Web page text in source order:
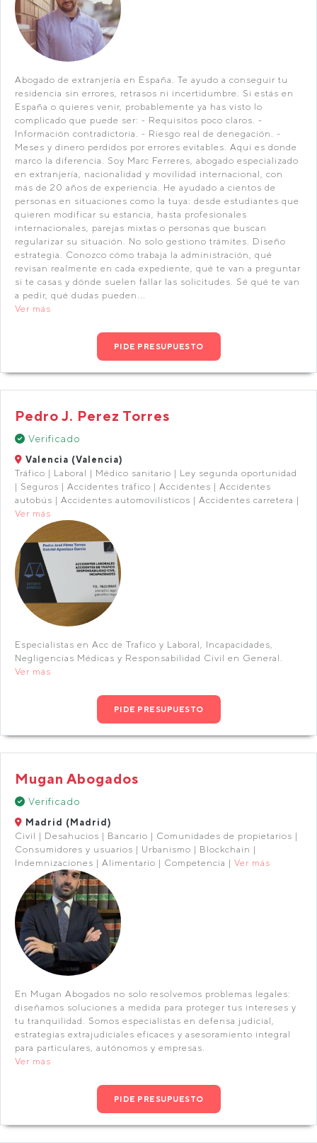
Abogado de extranjería en España. Te ayudo a conseguir tu
residencia sin errores, retrasos ni incertidumbre. Si estás en
España o quieres venir, probablemente ya has visto lo
complicado que puede ser: - Requisitos poco claros. -
Información contradictoria. - Riesgo real de denegación. -
Meses y dinero perdidos por errores evitables. Aquí es donde
marco la diferencia. Soy Marc Ferreres, abogado especializado
en extranjería, nacionalidad y movilidad internacional, con
más de 20 años de experiencia. He ayudado a cientos de
personas en situaciones como la tuya: desde estudiantes que
quieren modificar su estancia, hasta profesionales
internacionales, parejas mixtas o personas que buscan
regularizar su situación. No solo gestiono trámites. Diseño
estrategia. Conozco cómo trabaja la administración, qué
revisan realmente en cada expediente, qué te van a preguntar
si te casas y dónde suelen fallar las solicitudes. Sé qué te van
a pedir, qué dudas pueden...
Ver más
PIDE PRESUPUESTO
Pedro J. Perez Torres
Verificado
Valencia (Valencia)
Tráfico | Laboral | Médico sanitario | Ley segunda oportunidad
| Seguros | Accidentes tráfico | Accidentes | Accidentes
autobús | Accidentes automovilísticos | Accidentes carretera |
Ver más
Especialistas en Acc de Trafico y Laboral, Incapacidades,
Negligencias Médicas y Responsabilidad Civil en General.
Ver más
PIDE PRESUPUESTO
Mugan Abogados
Verificado
Madrid (Madrid)
Civil | Desahucios | Bancario | Comunidades de propietarios |
Consumidores y usuarios | Urbanismo | Blockchain |
Indemnizaciones | Alimentario | Competencia | Ver más
En Mugan Abogados no solo resolvemos problemas legales:
diseñamos soluciones a medida para proteger tus intereses y
tu tranquilidad. Somos especialistas en defensa judicial,
estrategias extrajudiciales eficaces y asesoramiento integral
para particulares, autónomos y empresas.
Ver más
PIDE PRESUPUESTO